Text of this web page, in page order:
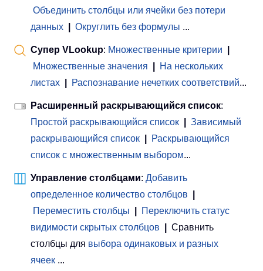
Объединить столбцы или ячейки без потери
данных
Округлить без формулы ...
Супер VLookup: Множественные критерии
Множественные значения
На нескольких
листах
Распознавание нечетких соответствий...
Расширенный раскрывающийся список:
Простой раскрывающийся список
Зависимый
раскрывающийся список
Раскрывающийся
список с множественным выбором...
Управление столбцами: Добавить
определенное количество столбцов
Переместить столбцы
Переключить статус
видимости скрытых столбцов
Сравнить
столбцы для выбора одинаковых и разных
ячеек ...